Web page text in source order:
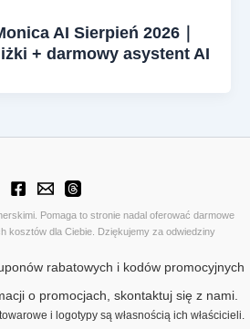
AI Sierpień 2026｜
+ darmowy asystent AI
Pomaga to stronie nadal oferować darmowe
kosztów dla Ciebie. Dziękujemy za odwiedziny
rabatowych i kodów promocyjnych
o promocjach, skontaktuj się z nami.
i logotypy są własnością ich właścicieli.